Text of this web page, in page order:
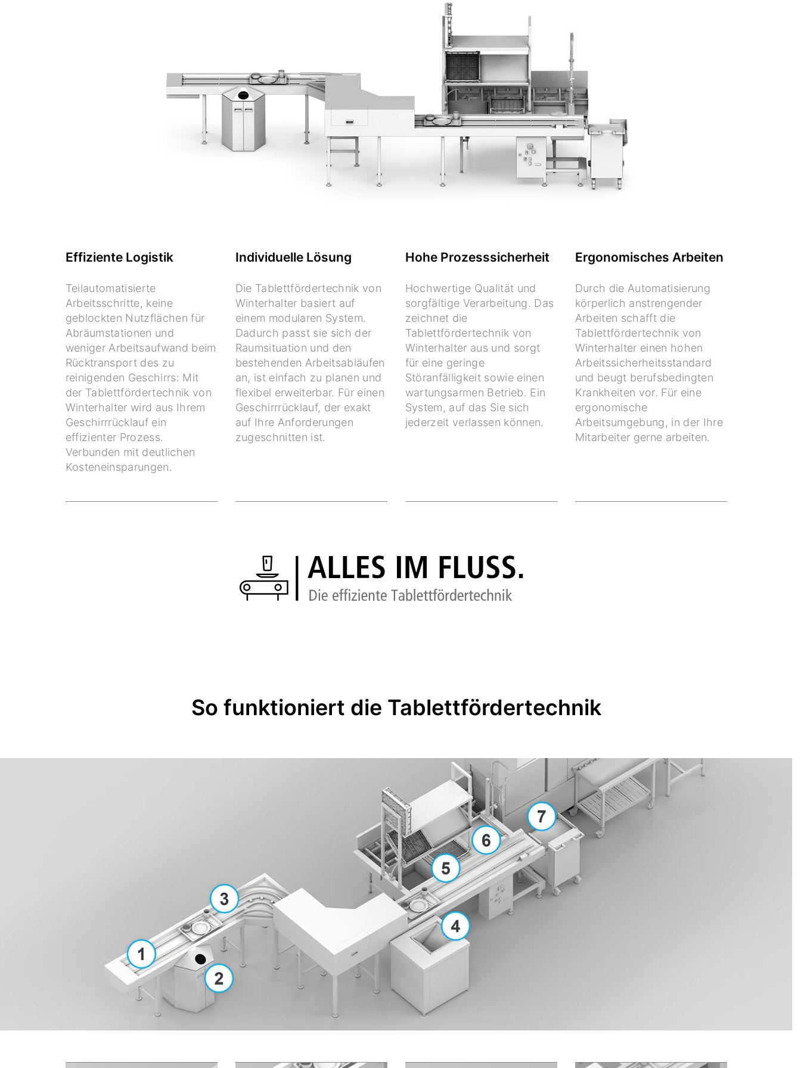
Effiziente Logistik
Teilautomatisierte
Arbeitsschritte, keine
geblockten Nutzflächen für
Abräumstationen und
weniger Arbeitsaufwand beim
Rücktransport des zu
reinigenden Geschirrs: Mit
der Tablettfördertechnik von
Winterhalter wird aus Ihrem
Geschirrrücklauf ein
effizienter Prozess.
Verbunden mit deutlichen
Kosteneinsparungen.
Individuelle Lösung
Die Tablettfördertechnik von
Winterhalter basiert auf
einem modularen System.
Dadurch passt sie sich der
Raumsituation und den
bestehenden Arbeitsabläufen
an, ist einfach zu planen und
flexibel erweiterbar. Für einen
Geschirrrücklauf, der exakt
auf Ihre Anforderungen
zugeschnitten ist.
Hohe Prozesssicherheit
Hochwertige Qualität und
sorgfältige Verarbeitung. Das
zeichnet die
Tablettfördertechnik von
Winterhalter aus und sorgt
für eine geringe
Störanfälligkeit sowie einen
wartungsarmen Betrieb. Ein
System, auf das Sie sich
jederzeit verlassen können.
Ergonomisches Arbeiten
Durch die Automatisierung
körperlich anstrengender
Arbeiten schafft die
Tablettfördertechnik von
Winterhalter einen hohen
Arbeitssicherheitsstandard
und beugt berufsbedingten
Krankheiten vor. Für eine
ergonomische
Arbeitsumgebung, in der Ihre
Mitarbeiter gerne arbeiten.
So funktioniert die Tablettfördertechnik